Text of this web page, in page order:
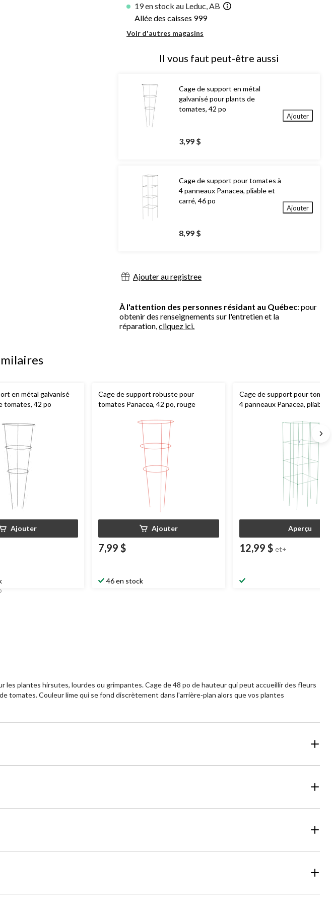
19 en stock au Leduc, AB
Allée des caisses 999
Voir d'autres magasins
Il vous faut peut-être aussi
Cage de support en métal
galvanisé pour plants de
tomates, 42 po
3,99 $
Ajouter
Cage de support pour tomates à
4 panneaux Panacea, pliable et
carré, 46 po
8,99 $
Ajouter
Ajouter au registree
À l'attention des personnes résidant au Québec: pour
obtenir des renseignements sur l'entretien et la
réparation,cliquez ici.
en métal galvanisé
tomates, 42 po
Ajouter
Cage de support robuste pour
tomates Panacea, 42 po, rouge
Ajouter
7,99 $
46 en stock
Cage de support pour
4 panneaux Panacea, pliable
Aperçu
12,99 $ et+
plantes hirsutes, lourdes ou grimpantes. Cage de 48 po de hauteur qui peut accueillir des fleurs
tomates. Couleur lime qui se fond discrètement dans l'arrière-plan alors que vos plantes